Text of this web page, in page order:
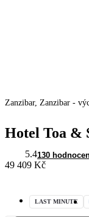
Zanzibar, Zanzibar -
Hotel Toa &
5.4130
49 409 Kč
LAST MINUTE